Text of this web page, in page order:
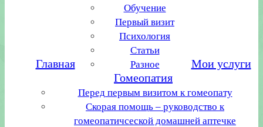
Главная
Обучение
Первый визит
Психология
Статьи
Разное
Мои услуги
Гомеопатия
Перед первым визитом к гомеопату
Скорая помощь – руководство к
гомеопатичсеской домашней аптечке